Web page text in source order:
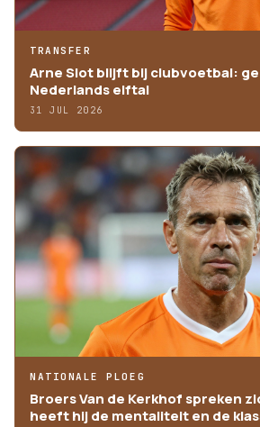
TRANSFER
Arne Slot blijft bij clubvoetbal:
Nederlands elftal
31 JUL 2026
NATIONALE PLOEG
Broers Van de Kerkhof spreken
heeft hij de mentaliteit en de